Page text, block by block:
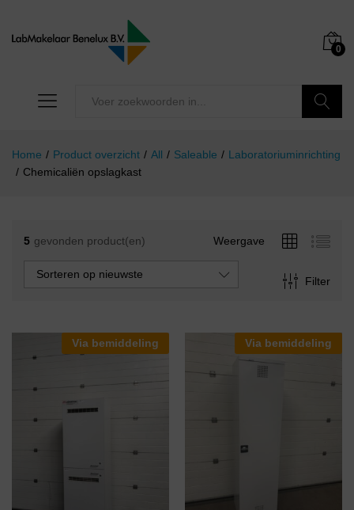
0
Home / Product overzicht / All / Saleable / Laboratoriuminrichting
/ Chemicaliën opslagkast
5 gevonden product(en) Weergave
Filter
Sorteren op nieuwste
Via bemiddeling Via bemiddeling